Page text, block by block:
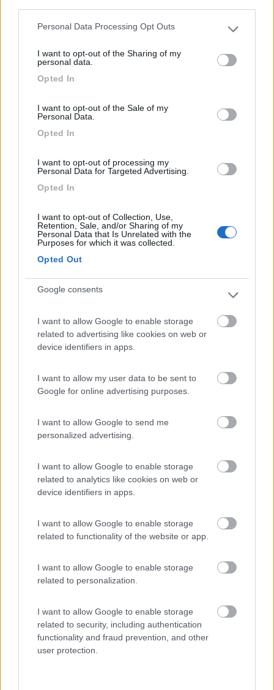
Please note that this website/app uses one or more Google
not limited to your visit or usage behaviour. You may click to
grant or deny consent to Google and its third-party tags to
use your data for below specified purposes in below Google
Personal Data Processing Opt Outs
I want to opt-out of the Sharing of my
personal data.
Opted In
I want to opt-out of the Sale of my
Personal Data.
Opted In
I want to opt-out of processing my
Personal Data for Targeted Advertising.
Opted In
I want to opt-out of Collection, Use,
Retention, Sale, and/or Sharing of my
Personal Data that Is Unrelated with the
Purposes for which it was collected.
Opted Out
Google consents
I want to allow Google to enable storage
related to advertising like cookies on web or
device identifiers in apps.
I want to allow my user data to be sent to
Google for online advertising purposes.
I want to allow Google to send me
personalized advertising.
I want to allow Google to enable storage
related to analytics like cookies on web or
device identifiers in apps.
I want to allow Google to enable storage
related to functionality of the website or app.
I want to allow Google to enable storage
related to personalization.
I want to allow Google to enable storage
related to security, including authentication
functionality and fraud prevention, and other
user protection.
Campeggio
Il Vecchio Mulino camping & ristorante
Servizi / Posizione
Nel Parco Nazionale D'Abruzzo, struttura con B&B e
campeg...
SS Marsicana Km 52
Campeggio Le Foci
Servizi / Posizione
Nel Parco Nazionale dell'Abruzzo, a circa 1 km dal